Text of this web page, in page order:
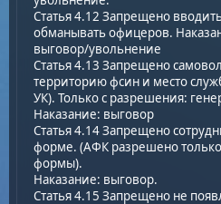
Статья 4.12 Запрещено
обманывать офицеров.
выговор/увольнение
Статья 4.13 Запрещено
территорию фсин и место
УК). Только с разрешения:
Наказание: выговор
Статья 4.14 Запрещено
форме. (АФК разрешено только
формы).
Наказание: выговор.
Статья 4.15 Запрещено не